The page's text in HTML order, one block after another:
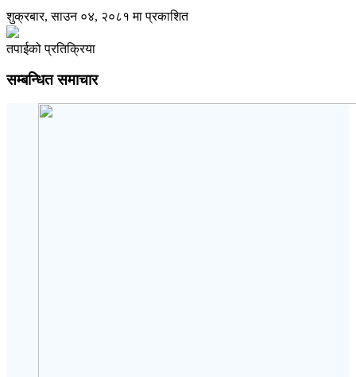
शुक्रबार, साउन ०४, २०८१ मा प्रकाशित
तपाईको प्रतिक्रिया
सम्बन्धित समाचार